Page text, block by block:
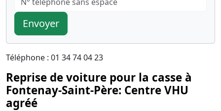
Envoyer
Téléphone : 01 34 74 04 23
Reprise de voiture pour la casse à
Fontenay-Saint-Père: Centre VHU
agréé